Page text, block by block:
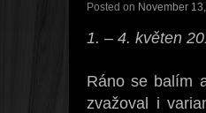
Posted on November
1. – 4. květen
Ráno se balím
zvažoval i